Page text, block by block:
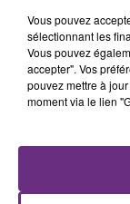
Retrouvez le
Vous pouvez
sélectionnant les
Vous pouvez
accepter". Vos
pouvez mettre à
moment via le lien